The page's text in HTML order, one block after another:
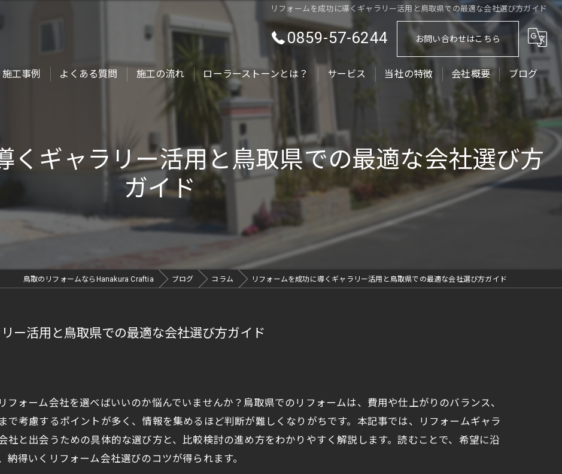
リフォームを成功に導くギャラリー活用と鳥取県での最適な会社選び方ガイド
0859-57-6244 お問い合わせはこちら
施工事例 よくある質問 施工の流れ ローラーストーンとは？ サービス 当社の特徴
ローラーストーン
エクステリア
外壁塗装
屋根塗装
会社概要 ブログ
くギャラリー活用と鳥取県での最適な会社選び方
ガイド
鳥取のリフォームならHanakura Craftia ブログ コラム リフォームを成功に導くギャラリー活用と鳥取県での最適な会社選び方ガイド
ー活用と鳥取県での最適な会社選び方ガイド
ォーム会社を選べばいいのか悩んでいませんか？鳥取県でのリフォームは、費用や仕上がりのバランス、
で考慮するポイントが多く、情報を集めるほど判断が難しくなりがちです。本記事では、リフォームギャラ
社と出会うための具体的な選び方と、比較検討の進め方をわかりやすく解説します。読むことで、希望に沿
得いくリフォーム会社選びのコツが得られます。